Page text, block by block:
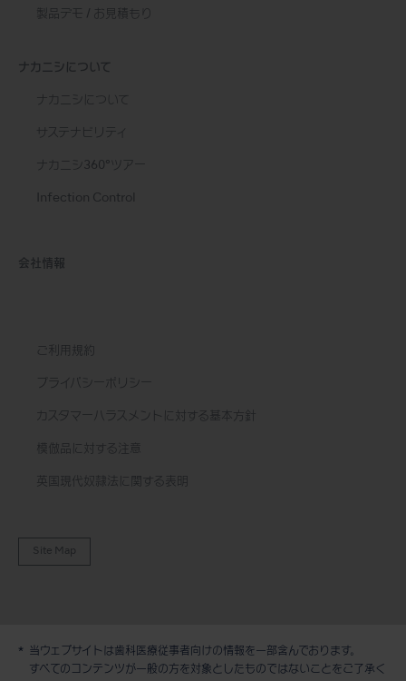
デモ / 見積依頼
製品デモ / お見積もり
ナカニシについて
ナカニシについて
サステナビリティ
ナカニシ360°ツアー
Infection Control
会社情報
ご利用規約
プライバシーポリシー
カスタマーハラスメントに対する基本方針
模倣品に対する注意
英国現代奴隷法に関する表明
Site Map
当ウェブサイトは歯科医療従事者向けの情報を一部含んでおります。
すべてのコンテンツが一般の方を対象としたものではないことをご了承く